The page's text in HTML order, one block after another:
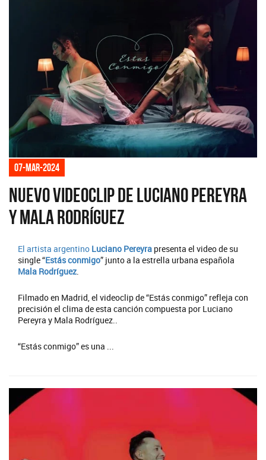
07-mar-2024
Nuevo videoclip de Luciano Pereyra
y Mala Rodríguez
El artista argentino Luciano Pereyra presenta el video de su
single “Estás conmigo” junto a la estrella urbana española
Mala Rodríguez
Filmado en Madrid, el videoclip de “Estás conmigo” refleja con
precisión el clima de esta canción compuesta por Luciano
Pereyra y Mala Rodríguez..
“Estás conmigo” es una ...